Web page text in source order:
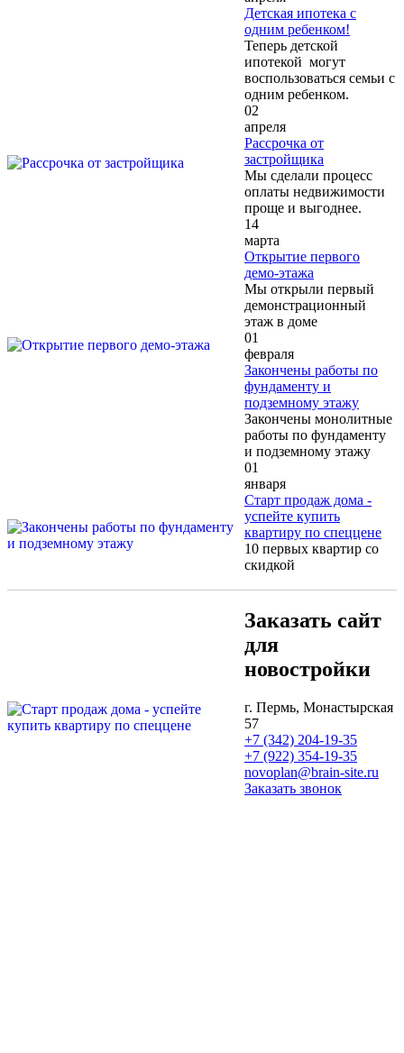
Детская ипотека с
одним ребенком!
Теперь детской
ипотекой могут
воспользоваться семьи с
одним ребенком.
02
апреля
Рассрочка от
застройщика
Мы сделали процесс
оплаты недвижимости
проще и выгоднее.
14
марта
Открытие первого
демо-этажа
Мы открыли первый
демонстрационный
этаж в доме
01
февраля
Закончены работы по
фундаменту и
подземному этажу
Закончены монолитные
работы по фундаменту
и подземному этажу
01
января
Старт продаж дома -
успейте купить
квартиру по спеццене
10 первых квартир со
скидкой
Заказать сайт
для
новостройки
г. Пермь, Монастырская
57
+7 (342) 204-19-35
+7 (922) 354-19-35
novoplan@brain-site.ru
Заказать звонок